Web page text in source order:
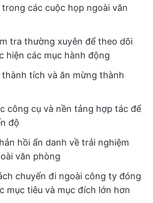
các cuộc họp ngoài văn
tra thường xuyên để theo dõi
hiện các mục hành động
thành tích và ăn mừng thành
công cụ và nền tảng hợp tác để
độ
hồi ẩn danh về trải nghiệm
văn phòng
chuyến đi ngoài công ty đóng
mục tiêu và mục đích lớn hơn